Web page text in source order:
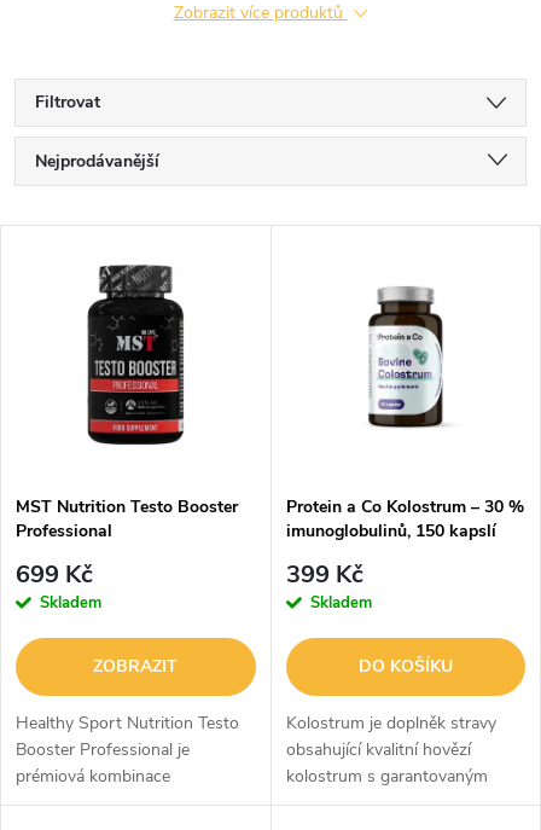
Zobrazit více produktů
Filtrovat
Ř
a
p
r
o
d
u
Nejprodávanější
Abecedně
s
p
r
o
d
u
MST Nutrition Testo Booster
Professional
699 Kč
Skladem
ZOBRAZIT
Healthy Sport Nutrition Testo
Booster Professional je
prémiová kombinace
rostlinných extraktů, vitamínů a
Protein a Co Kolostrum – 30 %
imunoglobulinů, 150 kapslí
399 Kč
Skladem
DO KOŠÍKU
Kolostrum je doplněk stravy
obsahující kvalitní hovězí
kolostrum s garantovaným
obsahem 30 % imunoglobulinů